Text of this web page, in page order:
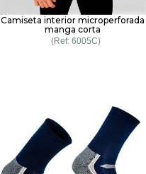
Camiseta interior microperforada
manga corta
6005C